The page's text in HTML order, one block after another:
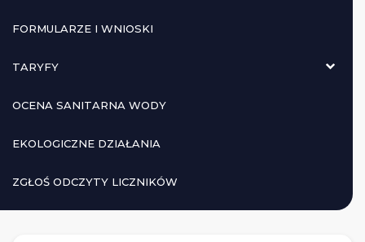
FORMULARZE I WNIOSKI
TARYFY
OCENA SANITARNA WODY
EKOLOGICZNE DZIAŁANIA
ZGŁOŚ ODCZYTY LICZNIKÓW